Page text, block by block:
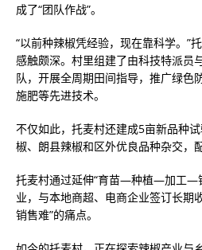
成了“团队作战”。
“以前种辣椒凭经验，现在靠科学。”
感触颇深。村里组建了由科技特派员
队，开展全周期田间指导，推广绿色
施肥等先进技术。
不仅如此，托麦村还建成5亩新品种
椒、朗县辣椒和区外优良品种杂交，
托麦村通过延伸“育苗—种植—加工—
业，与本地商超、电商企业签订长期
销售难”的痛点。